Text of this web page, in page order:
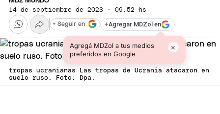
14 de septiembre de 2023 · 09:52 hs
+Agregar MDZol en
Agregá MDZol a tus medios
preferidos en Google
×
+ Seguir en
tropas ucranianas Las tropas de Ucrania atacaron en
suelo ruso. Foto: Dpa.